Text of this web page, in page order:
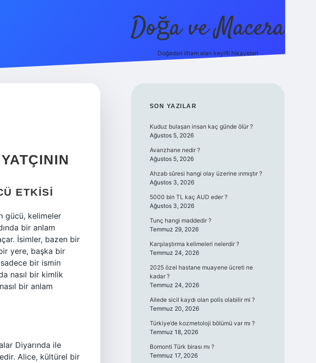
Doğa ve Macera
Doğadan ilham alan keyifli hikayeler!
ETKISI
gücü, kelimeler
bir anlam
İsimler, bazen bir
yere, başka bir
bir ismin
nasıl bir kimlik
bir anlam
Diyarında ile
Alice, kültürel bir
SIDEBAR
SON YAZILAR
Kuduz bulaşan insan kaç günde ölür ?
Ağustos 5, 2026
Avarızhane nedir ?
Ağustos 5, 2026
Ahzab sûresi hangi olay üzerine ınmıştır ?
Ağustos 3, 2026
5000 bin TL kaç AUD eder ?
Ağustos 3, 2026
Tunç hangi maddedir ?
Temmuz 29, 2026
Karşılaştırma kelimeleri nelerdir ?
Temmuz 24, 2026
2025 özel hastane muayene ücreti ne
kadar ?
Temmuz 24, 2026
Ailede sicil kaydı olan polis olabilir mi ?
Temmuz 20, 2026
Türkiye’de kozmetoloji bölümü var mı ?
Temmuz 18, 2026
Bomonti Türk birası mı ?
Temmuz 17, 2026